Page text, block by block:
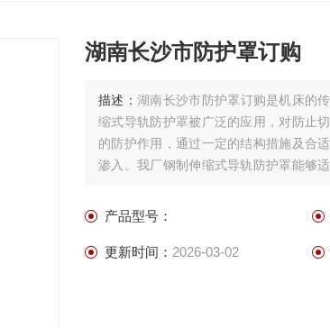
湖南长沙市防护罩订购
描述：湖南长沙市防护罩订购是机床的
缩式导轨防护罩被广泛的应用，对防止
的防护作用，通过一定的结构措施及合
渗入。我厂钢制伸缩式导轨防护罩能够
产品型号：
更新时间： 2026-03-02